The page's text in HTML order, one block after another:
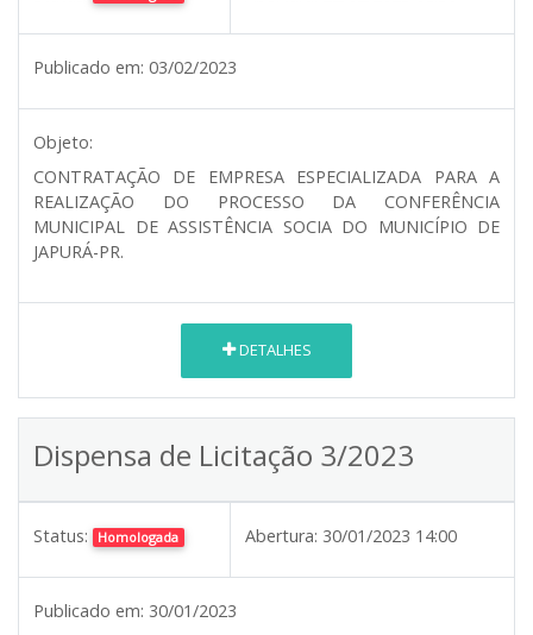
Publicado em: 03/02/2023
Objeto:
CONTRATAÇÃO DE EMPRESA ESPECIALIZADA PARA A
REALIZAÇÃO DO PROCESSO DA CONFERÊNCIA
MUNICIPAL DE ASSISTÊNCIA SOCIA DO MUNICÍPIO DE
JAPURÁ-PR.
DETALHES
Dispensa de Licitação 3/2023
Status: Homologada Abertura: 30/01/2023 14:00
Publicado em: 30/01/2023